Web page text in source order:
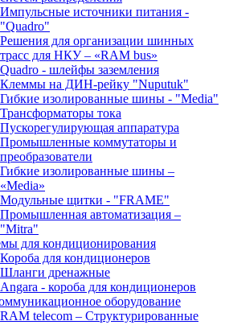
Импульсные источники питания -
"Quadro"
Решения для организации шинных
трасс для НКУ – «RAM bus»
Quadro - шлейфы заземления
Клеммы на ДИН-рейку "Nuputuk"
Гибкие изолированные шины - "Media"
Трансформаторы тока
Пускорегулирующая аппаратура
Промышленные коммутаторы и
преобразователи
Гибкие изолированные шины –
«Media»
Модульные щитки - "FRAME"
Промышленная автоматизация –
"Mitra"
для кондиционирования
Короба для кондиционеров
Шланги дренажные
Angara - короба для кондиционеров
оборудование
RAM telecom – Структурированные